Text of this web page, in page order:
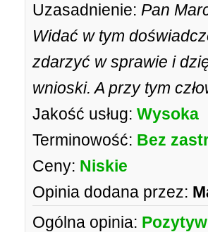
Uzasadnienie: Pan
Widać w tym
zdarzyć w sprawie i
wnioski. A przy tym
Jakość usług: Wysoka
Terminowość: Bez
Ceny: Niskie
Opinia dodana przez:
Ogólna opinia: